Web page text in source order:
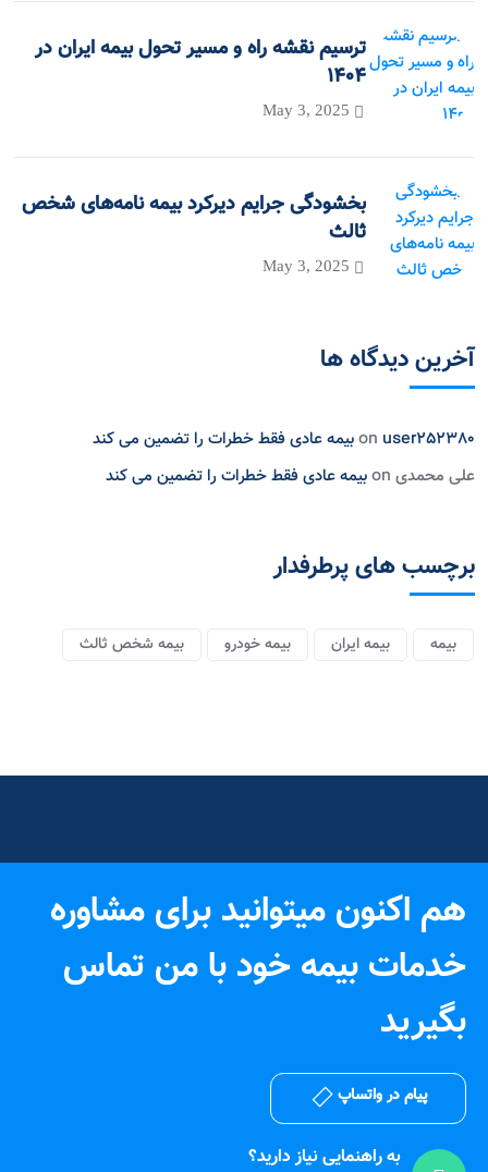
ترسیم نقشه راه و مسیر تحول بیمه ایران در
۱۴۰۴
May 3, 2025
بخشودگی جرایم دیرکرد بیمه نامه‌های شخص
ثالث
May 3, 2025
آخرین دیدگاه ها
user252380
بیمه عادی فقط خطرات را تضمین می کند
علی محمدی
بیمه عادی فقط خطرات را تضمین می کند
برچسب های پرطرفدار
بیمه بیمه ایران بیمه خودرو بیمه شخص ثالث
هم اکنون میتوانید برای مشاوره
خدمات بیمه خود با من تماس
بگیرید
پیام در واتساپ
به راهنمایی نیاز دارید؟